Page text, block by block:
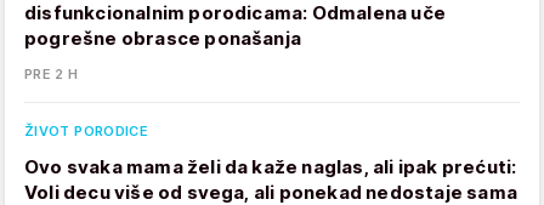
disfunkcionalnim porodicama: Odmalena uče
pogrešne obrasce ponašanja
PRE 2 H
ŽIVOT PORODICE
Ovo svaka mama želi da kaže naglas, ali ipak prećuti:
Voli decu više od svega, ali ponekad nedostaje sama